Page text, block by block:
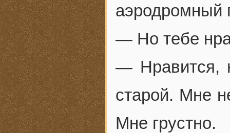
аэродромный
— Но тебе
— Нравится,
старой. Мне
Мне грустно.